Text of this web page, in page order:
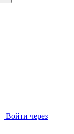
Войти через